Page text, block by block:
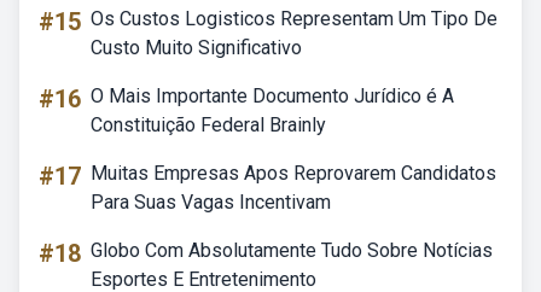
#15 Os Custos Logisticos Representam Um Tipo De
Custo Muito Significativo
#16 O Mais Importante Documento Jurídico é A
Constituição Federal Brainly
#17 Muitas Empresas Apos Reprovarem Candidatos
Para Suas Vagas Incentivam
#18 Globo Com Absolutamente Tudo Sobre Notícias
Esportes E Entretenimento